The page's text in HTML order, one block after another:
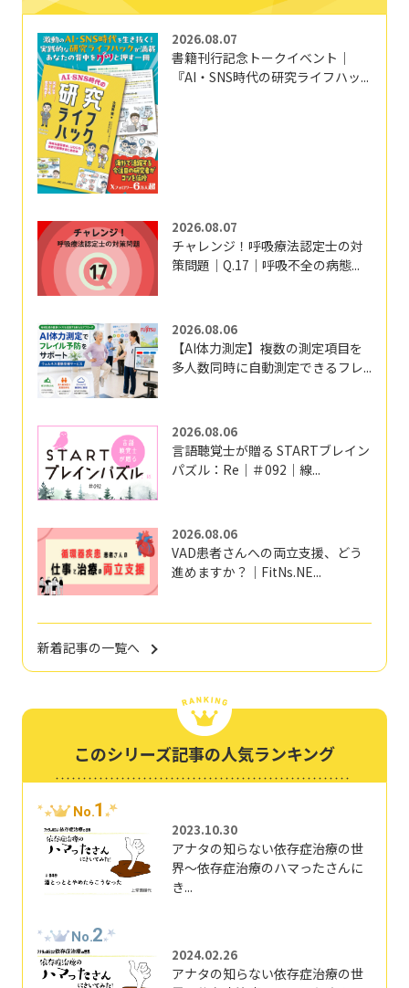
2026.08.07
書籍刊行記念トークイベント｜
『AI・SNS時代の研究ライフハッ...
2026.08.07
チャレンジ！呼吸療法認定士の対
策問題｜Q.17｜呼吸不全の病態...
2026.08.06
【AI体力測定】複数の測定項目を
多人数同時に自動測定できるフレ...
2026.08.06
言語聴覚士が贈る STARTブレイン
パズル：Re｜＃092｜線...
2026.08.06
VAD患者さんへの両立支援、どう
進めますか？｜FitNs.NE...
新着記事の一覧へ
このシリーズ記事の人気ランキング
No.1
2023.10.30
アナタの知らない依存症治療の世
界～依存症治療のハマったさんに
き...
No.2
2024.02.26
アナタの知らない依存症治療の世